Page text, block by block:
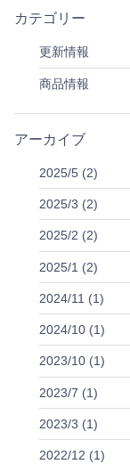
カテゴリー
更新情報
商品情報
アーカイブ
2025/5 (2)
2025/3 (2)
2025/2 (2)
2025/1 (2)
2024/11 (1)
2024/10 (1)
2023/10 (1)
2023/7 (1)
2023/3 (1)
2022/12 (1)